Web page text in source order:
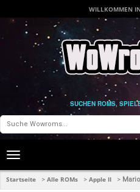
WILLKOMMEN
SUCHEN ROMS,
Toggle
navigation
Startseite > Alle ROMs > Apple II >